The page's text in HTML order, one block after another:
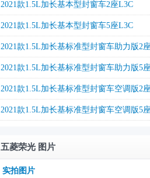
2021款1.5L加长基本型封窗车2座L3C
2021款1.5L加长基本型封窗车5座L3C
2021款1.5L加长基标准型封窗车助力版2
2021款1.5L加长基标准型封窗车助力版5
2021款1.5L加长基标准型封窗车空调版2
2021款1.5L加长基标准型封窗车空调版5
五菱荣光 图片
实拍图片